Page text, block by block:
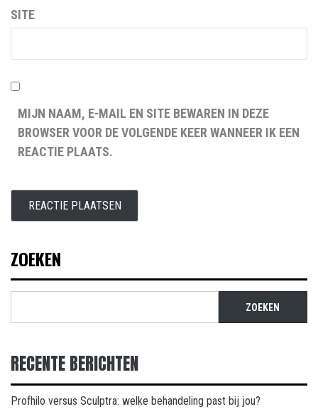
SITE
MIJN NAAM, E-MAIL EN SITE BEWAREN IN DEZE
BROWSER VOOR DE VOLGENDE KEER WANNEER IK EEN
REACTIE PLAATS.
ZOEKEN
ZOEKEN
RECENTE BERICHTEN
Profhilo versus Sculptra: welke behandeling past bij jou?